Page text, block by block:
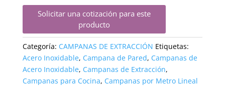
Solicitar una cotización para este
producto
Categoría: CAMPANAS DE EXTRACCIÓN Etiquetas:
Acero Inoxidable, Campana de Pared, Campanas de
Acero Inoxidable, Campanas de Extracción,
Campanas para Cocina, Campanas por Metro Lineal